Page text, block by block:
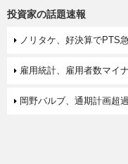
投資家の話題速報
ノリタケ、好決算でPTS
雇用統計、雇用者数マイ
岡野バルブ、通期計画超